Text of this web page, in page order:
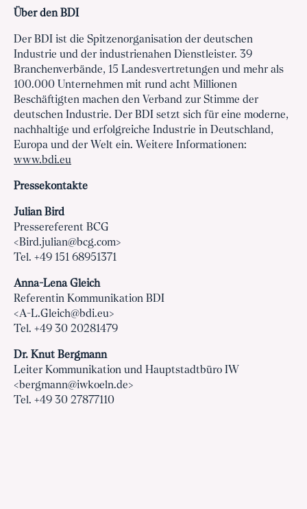
Über den BDI
Der BDI ist die Spitzenorganisation der deutschen
Industrie und der industrienahen Dienstleister. 39
Branchenverbände, 15 Landesvertretungen und mehr als
100.000 Unternehmen mit rund acht Millionen
Beschäftigten machen den Verband zur Stimme der
deutschen Industrie. Der BDI setzt sich für eine moderne,
nachhaltige und erfolgreiche Industrie in Deutschland,
Europa und der Welt ein. Weitere Informationen:
www.bdi.eu
Pressekontakte
Julian Bird
Pressereferent BCG
<Bird.julian@bcg.com>
Tel. +49 151 68951371
Anna-Lena Gleich
Referentin Kommunikation BDI
<A-L.Gleich@bdi.eu>
Tel. +49 30 20281479
Dr. Knut Bergmann
Leiter Kommunikation und Hauptstadtbüro IW
<bergmann@iwkoeln.de>
Tel. +49 30 27877110